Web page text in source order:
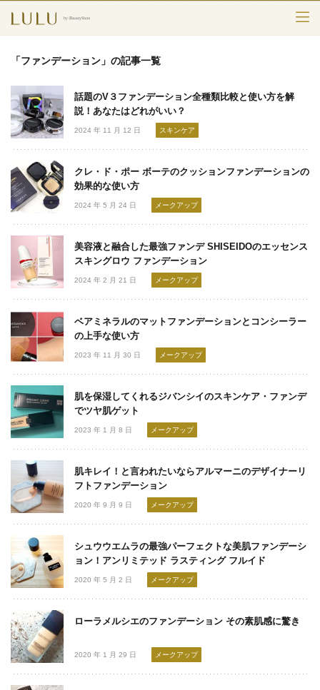
スキンケア
メークアップ
エイジングケア
フレグランス
ボディ＆ヘア
ライフスタイル
検索
「ファンデーション」の記事一覧
話題のV３ファンデーション全種類比較と使い方を解
説！あなたはどれがいい？
2024 年 11 月 12 日 スキンケア
クレ・ド・ポー ボーテのクッションファンデーションの
効果的な使い方
2024 年 5 月 24 日 メークアップ
美容液と融合した最強ファンデ SHISEIDOのエッセンス
スキングロウ ファンデーション
2024 年 2 月 21 日 メークアップ
ベアミネラルのマットファンデーションとコンシーラー
の上手な使い方
2023 年 11 月 30 日 メークアップ
肌を保湿してくれるジバンシイのスキンケア・ファンデ
でツヤ肌ゲット
2023 年 1 月 8 日 メークアップ
肌キレイ！と言われたいならアルマーニのデザイナーリ
フトファンデーション
2020 年 9 月 9 日 メークアップ
シュウウエムラの最強パーフェクトな美肌ファンデーシ
ョン！アンリミテッド ラスティング フルイド
2020 年 5 月 2 日 メークアップ
ローラメルシエのファンデーション その素肌感に驚き
2020 年 1 月 29 日 メークアップ